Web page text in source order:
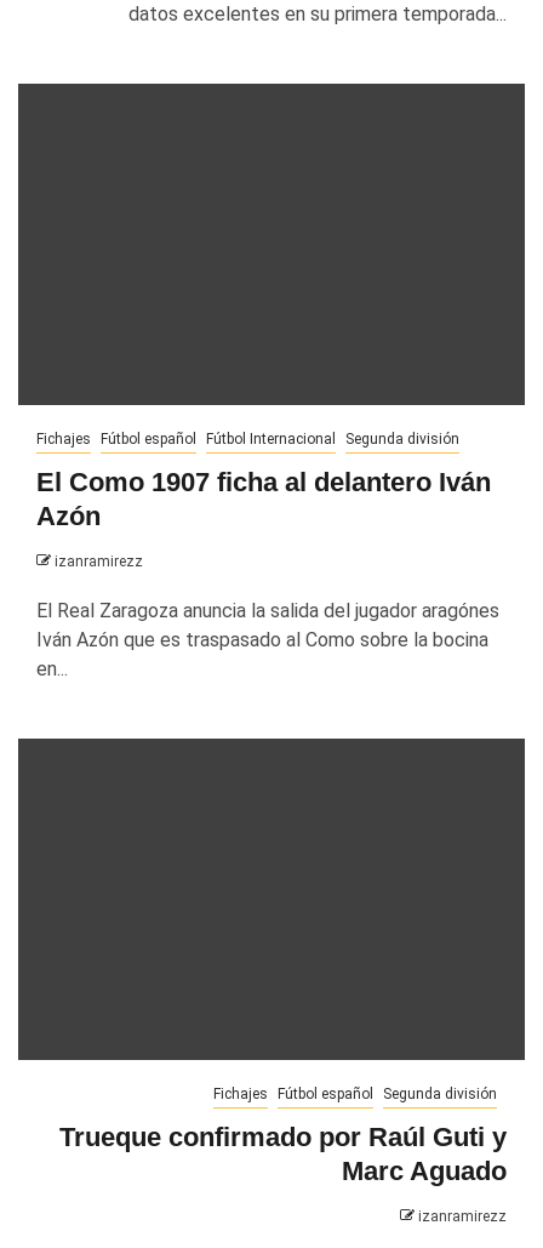
datos excelentes en su primera temporada...
Fichajes Fútbol español Fútbol Internacional Segunda división
El Como 1907 ficha al delantero Iván
Azón
izanramirezz
El Real Zaragoza anuncia la salida del jugador aragónes
Iván Azón que es traspasado al Como sobre la bocina
en...
Fichajes Fútbol español Segunda división
Trueque confirmado por Raúl Guti y
Marc Aguado
izanramirezz